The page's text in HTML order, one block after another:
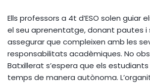
Ells professors a 4t d’ESO solen guiar
el seu aprenentatge, donant pautes i
assegurar que compleixen amb les
responsabilitats acadèmiques. No
Batxillerat s’espera que els
temps de manera autònoma.